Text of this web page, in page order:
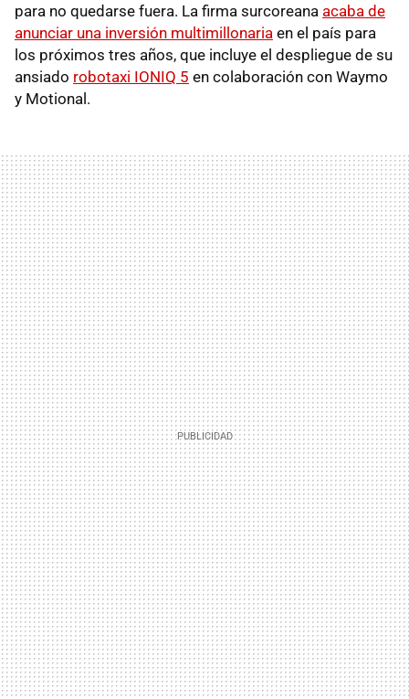
para no quedarse fuera. La firma surcoreana acaba de
anunciar una inversión multimillonaria en el país para
los próximos tres años, que incluye el despliegue de su
ansiado robotaxi IONIQ 5 en colaboración con Waymo
y Motional.